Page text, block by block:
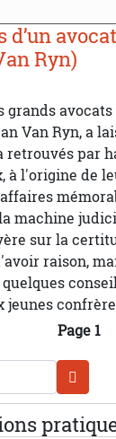
d’un
Ryn)
grands avocats
Van Ryn, a
retrouvés par
à l'origine de
machine
sur la
raison,
jeunes
Page 1